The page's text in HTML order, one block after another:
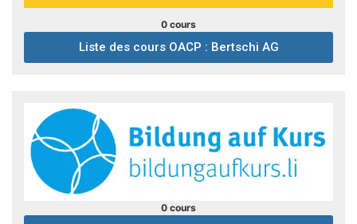
0 cours
Liste des cours OACP : Bertschi AG
0 cours